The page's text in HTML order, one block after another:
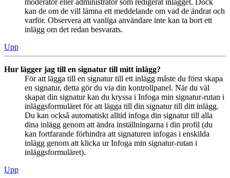
kan de om de vill lämna ett meddelande om vad de ändrat och
varför. Observera att vanliga användare inte kan ta bort ett
inlägg om det redan besvarats.
Upp
Hur lägger jag till en signatur till mitt inlägg?
För att lägga till en signatur till ett inlägg måste du först skapa
en signatur, detta gör du via din kontrollpanel. När du väl
skapat din signatur kan du kryssa i Infoga min signatur-rutan i
inläggsformuläret för att lägga till din signatur till ditt inlägg.
Du kan också automatiskt alltid infoga din signatur till alla
dina inlägg genom att ändra inställningarna i din profil (du
kan fortfarande förhindra att signaturen infogas i enskilda
inlägg genom att klicka ur Infoga min signatur-rutan i
inläggsformuläret).
Upp